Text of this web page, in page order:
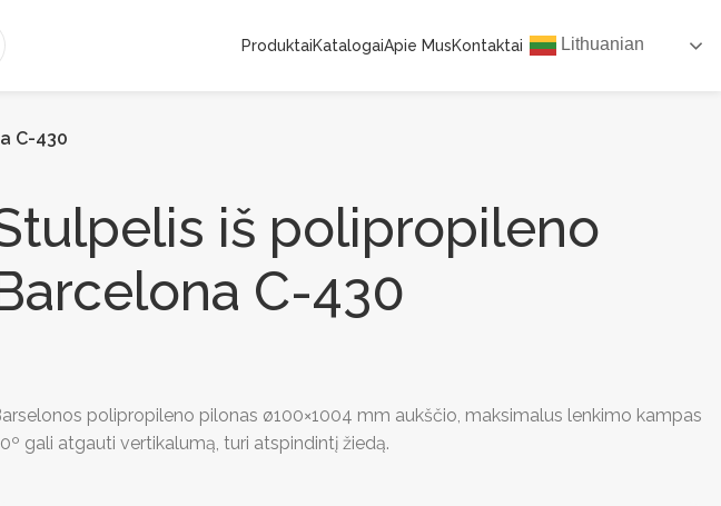
ProduktaiKatalogaiApie MusKontaktai Lithuanian
C-430
iš polipropileno
C-430
polipropileno pilonas ø100×1004 mm aukščio, maksimalus lenkimo kampas
gali atgauti vertikalumą, turi atspindintį žiedą.